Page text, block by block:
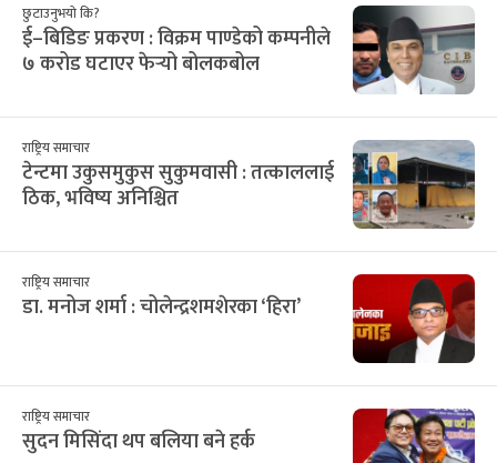
छुटाउनुभयो कि?
ई–बिडिङ प्रकरण : विक्रम पाण्डेको कम्पनीले
७ करोड घटाएर फेर्‍यो बोलकबोल
राष्ट्रिय समाचार
टेन्टमा उकुसमुकुस सुकुमवासी : तत्काललाई
ठिक, भविष्य अनिश्चित
राष्ट्रिय समाचार
डा. मनोज शर्मा : चोलेन्द्रशमशेरका ‘हिरा’
राष्ट्रिय समाचार
सुदन मिसिंदा थप बलिया बने हर्क